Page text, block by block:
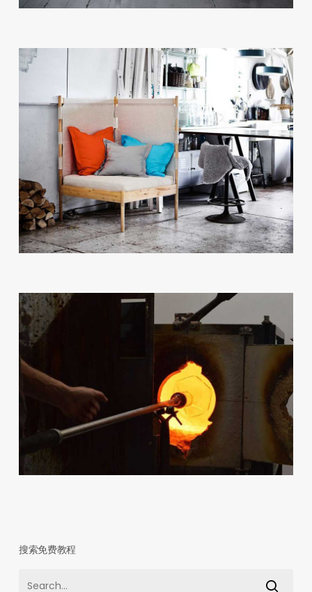
搜索免费教程